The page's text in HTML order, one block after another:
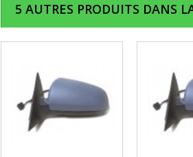
5 AUTRES PRODUITS DANS